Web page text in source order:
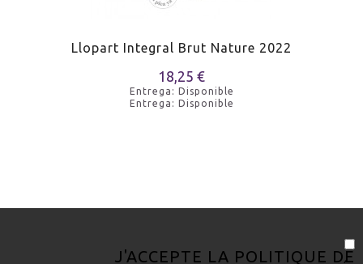
Llopart Integral Brut Nature 2022
18,25 €
Entrega: Disponible
Entrega: Disponible
J'ACCEPTE LA POLITIQUE DE